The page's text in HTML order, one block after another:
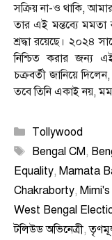
সক্রিয় না-ও থাকি,
তার এই মন্তব্যে মমতা
শ্রদ্ধা রয়েছে। ২০২৪
নিশ্চিত করার জন্য
চক্রবর্তী জানিয়ে
তবে তিনি একাই নয়,
Categories
Tollywood
Tags
Bengal CM,
Equality, Mamata
Chakraborty,
West Bengal
টলিউড অভিনেত্রী,